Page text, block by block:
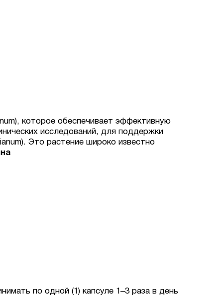
которое обеспечивает эффективную
исследований, для поддержки
Это растение широко известно
по одной (1) капсуле 1–3 раза в день